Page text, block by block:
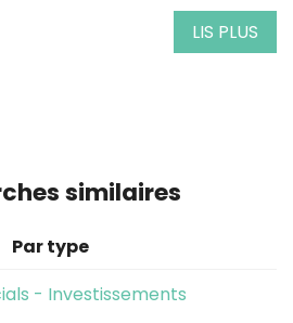
LIS PLUS
similaires
Par type
- Investissements